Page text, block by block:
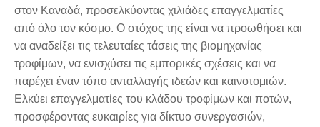
στον Καναδά, προσελκύοντας χιλιάδες επαγγελματίες
από όλο τον κόσμο. Ο στόχος της είναι να προωθήσει και
να αναδείξει τις τελευταίες τάσεις της βιομηχανίας
τροφίμων, να ενισχύσει τις εμπορικές σχέσεις και να
παρέχει έναν τόπο ανταλλαγής ιδεών και καινοτομιών.
Ελκύει επαγγελματίες του κλάδου τροφίμων και ποτών,
προσφέροντας ευκαιρίες για δίκτυο συνεργασιών,